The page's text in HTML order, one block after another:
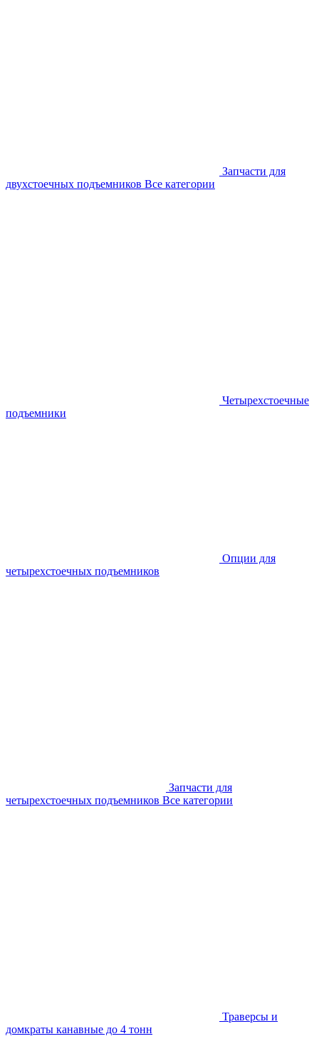
Запчасти для
двухстоечных подъемников Все категории
Четырехстоечные
подъемники
Опции для
четырехстоечных подъемников
Запчасти для
четырехстоечных подъемников Все категории
Траверсы и
домкраты канавные до 4 тонн